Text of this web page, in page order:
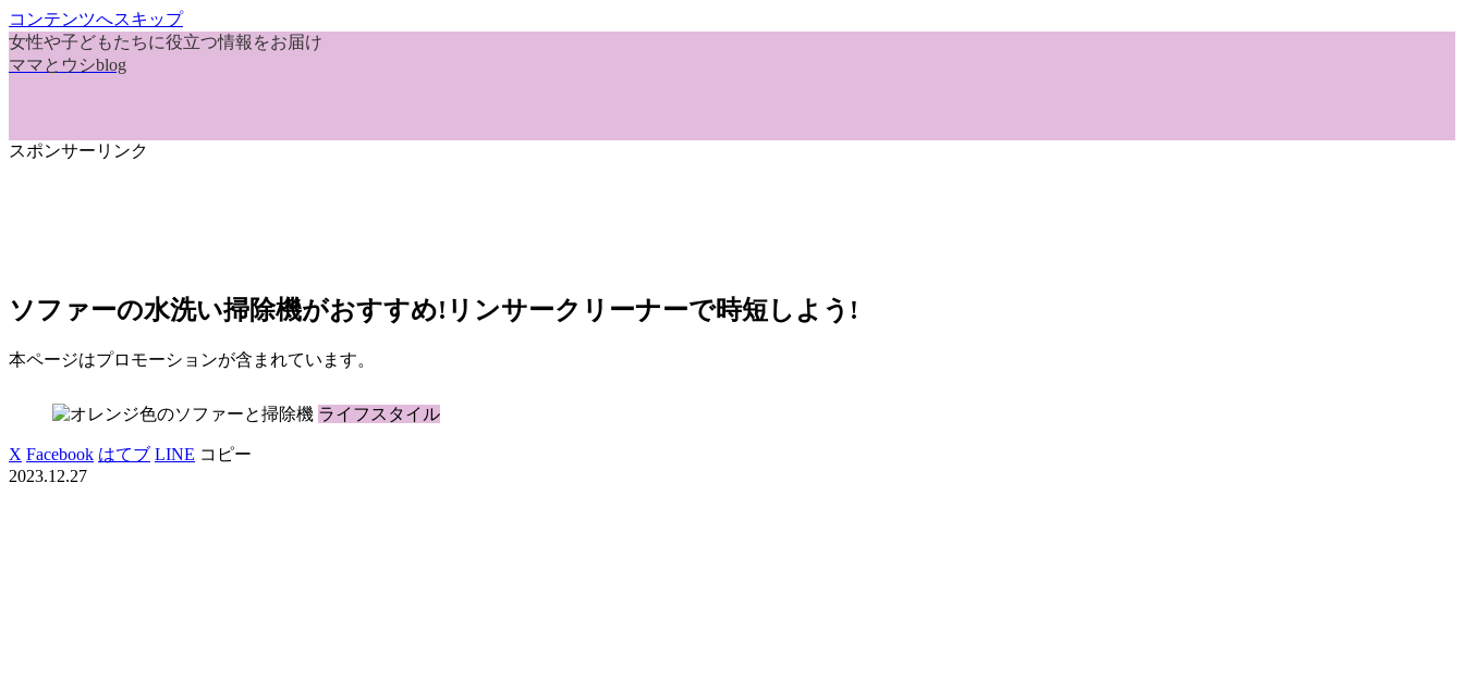
コンテンツへスキップ
女性や子どもたちに役立つ情報をお届け
ママとウシblog
スポンサーリンク
ソファーの水洗い掃除機がおすすめ!リンサークリーナーで時短しよう!
本ページはプロモーションが含まれています。
ライフスタイル
X Facebook はてブ LINE コピー
2023.12.27